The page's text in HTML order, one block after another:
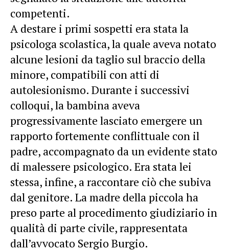
competenti.
A destare i primi sospetti era stata la
psicologa scolastica, la quale aveva notato
alcune lesioni da taglio sul braccio della
minore, compatibili con atti di
autolesionismo. Durante i successivi
colloqui, la bambina aveva
progressivamente lasciato emergere un
rapporto fortemente conflittuale con il
padre, accompagnato da un evidente stato
di malessere psicologico. Era stata lei
stessa, infine, a raccontare ciò che subiva
dal genitore. La madre della piccola ha
preso parte al procedimento giudiziario in
qualità di parte civile, rappresentata
dall’avvocato Sergio Burgio.